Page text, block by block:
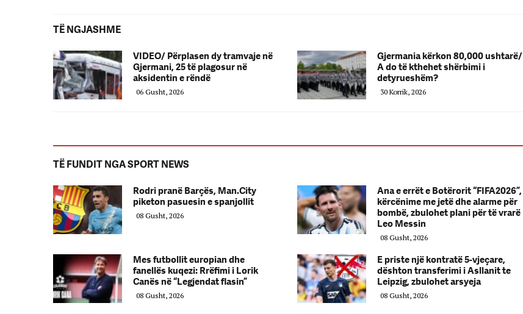
TË NGJASHME
VIDEO/ Përplasen dy tramvaje në
Gjermani, 25 të plagosur në
aksidentin e rëndë
06 Gusht, 2026
Gjermania kërkon 80,000 ushtarë/
A do të kthehet shërbimi i
detyrueshëm?
30 Korrik, 2026
TË FUNDIT NGA SPORT NEWS
Rodri pranë Barçës, Man.City
piketon pasuesin e spanjollit
08 Gusht, 2026
Ana e errët e Botërorit “FIFA2026”,
kërcënime me jetë dhe alarme për
bombë, zbulohet plani për të vrarë
Leo Messin
08 Gusht, 2026
Mes futbollit europian dhe
fanellës kuqezi: Rrëfimi i Lorik
Canës në “Legjendat flasin”
08 Gusht, 2026
E priste një kontratë 5-vjeçare,
dështon transferimi i Asllanit te
Leipzig, zbulohet arsyeja
08 Gusht, 2026